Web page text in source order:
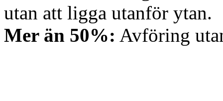
utan att ligga utanför ytan.
Mer än 50%: Avföring